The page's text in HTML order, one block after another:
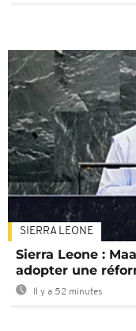
SIERRA LEONE
Sierra Leone :
adopter une
Il y a 52 minutes